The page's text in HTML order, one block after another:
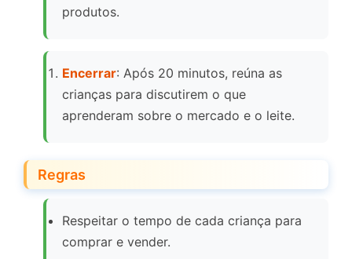
produtos.
Encerrar: Após 20 minutos, reúna as
crianças para discutirem o que
aprenderam sobre o mercado e o leite.
Regras
Respeitar o tempo de cada criança para
comprar e vender.